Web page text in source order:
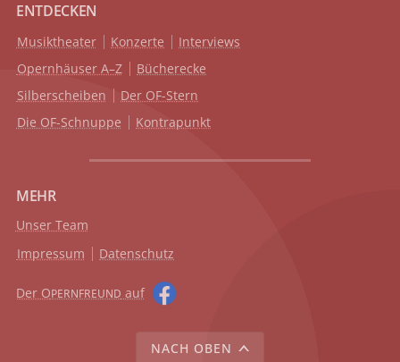
ENTDECKEN
Musiktheater Konzerte
Interviews
Opernhäuser A–Z
Bücherecke
Silberscheiben
Der OF-Stern
Die OF-Schnuppe
Kontrapunkt
MEHR
Unser Team
Impressum
Datenschutz
Der OPERNFREUND auf
NACH OBEN